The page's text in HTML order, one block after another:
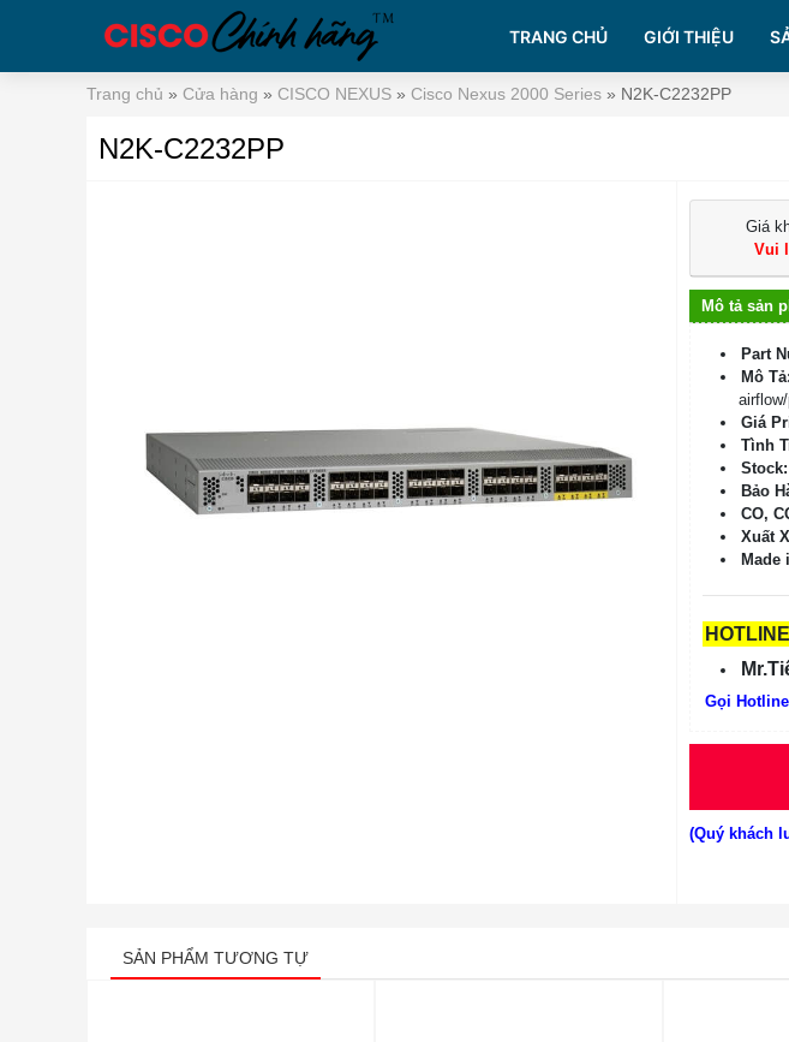
TRANG CHỦ GIỚI THIỆU
Trang chủ » Cửa hàng » CISCO NEXUS » Cisco Nexus 2000 Series » N2K-C2232PP
N2K-C2232PP
Giá
Vui
Mô tả sản
Part
Mô Tả:
Giá
Tình
Stock:
Bảo
CO,
Xuất
Made
Gọi
(Quý khách
SẢN PHẨM TƯƠNG TỰ